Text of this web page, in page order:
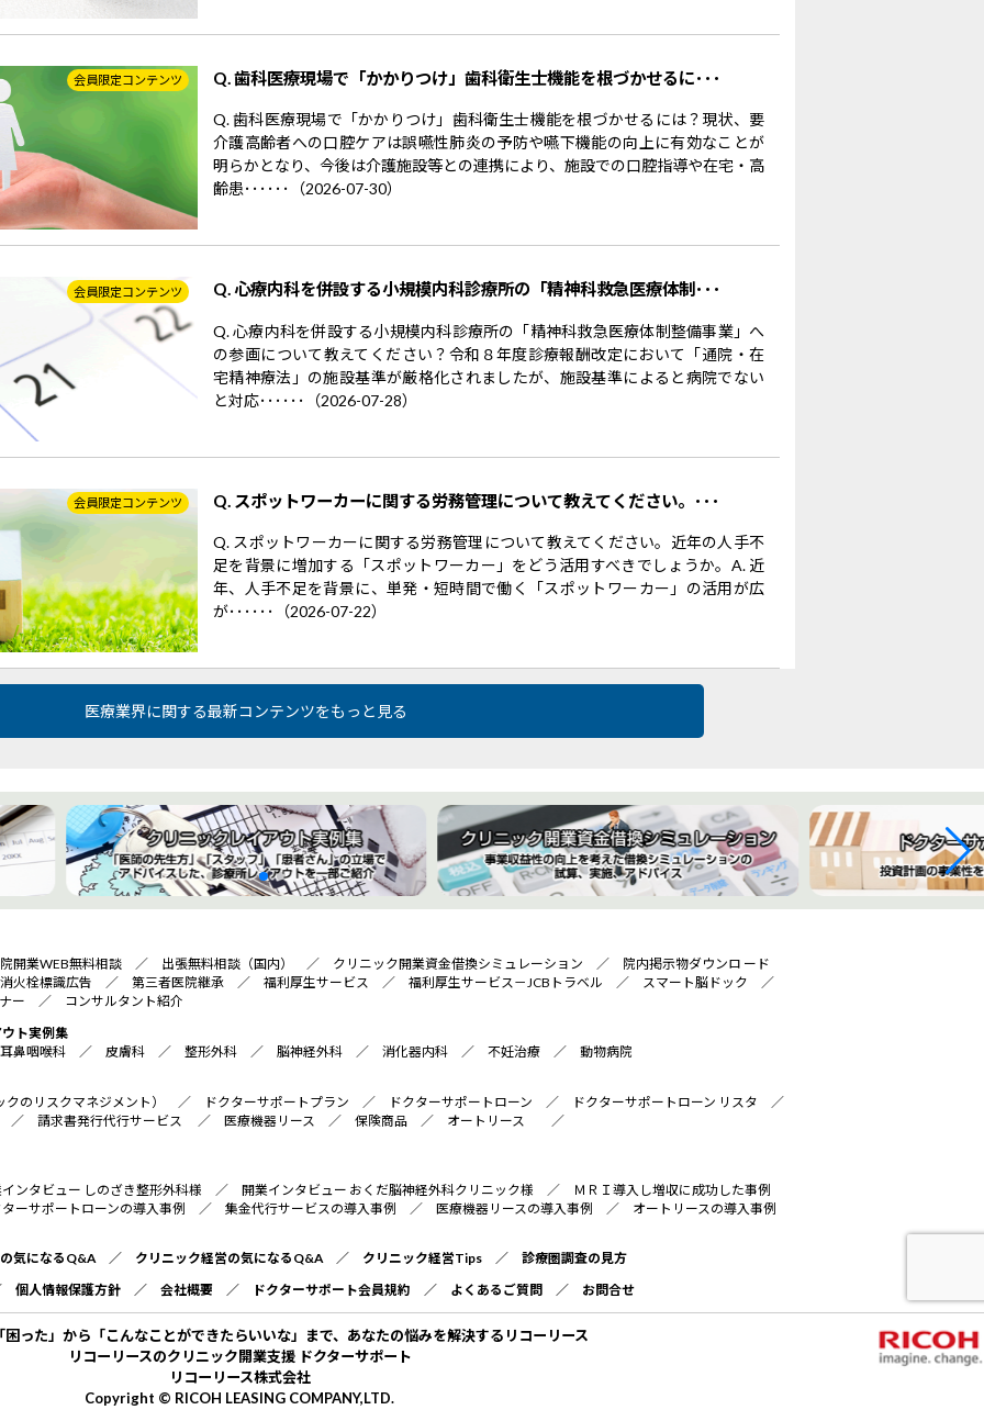
会員限定コンテンツ Q. 歯科医療現場で「かかりつけ」歯科衛生士機能を根づかせるに･･･
Q. 歯科医療現場で「かかりつけ」歯科衛生士機能を根づかせるには？現状、要
介護高齢者への口腔ケアは誤嚥性肺炎の予防や嚥下機能の向上に有効なことが
明らかとなり、今後は介護施設等との連携により、施設での口腔指導や在宅・高
齢患･･････（2026-07-30）
会員限定コンテンツ Q. 心療内科を併設する小規模内科診療所の「精神科救急医療体制･･･
Q. 心療内科を併設する小規模内科診療所の「精神科救急医療体制整備事業」へ
の参画について教えてください？令和８年度診療報酬改定において「通院・在
宅精神療法」の施設基準が厳格化されましたが、施設基準によると病院でない
と対応･･････（2026-07-28）
会員限定コンテンツ Q. スポットワーカーに関する労務管理について教えてください。･･･
Q. スポットワーカーに関する労務管理について教えてください。近年の人手不
足を背景に増加する「スポットワーカー」をどう活用すべきでしょうか。A. 近
年、人手不足を背景に、単発・短時間で働く「スポットワーカー」の活用が広
が･･････（2026-07-22）
医療業界に関する最新コンテンツをもっと見る
開業WEB無料相談 ／ 出張無料相談（国内） ／ クリニック開業資金借換シミュレーション ／ 院内掲示物ダウンロ ード
消火栓標識広告 ／ 第三者医院継承 ／ 福利厚生サービス ／ 福利厚生サービス－JCBトラベル ／ スマート脳ドック ／
ー ／ コンサルタント紹介
ト実例集
耳鼻咽喉科 ／ 皮膚科 ／ 整形外科 ／ 脳神経外科 ／ 消化器内科 ／ 不妊治療 ／ 動物病院
のリスクマネジメント） ／ ドクターサポートプラン ／ ドクターサポートローン ／ ドクターサポートローン リスタ ／
請求書発行代行サービス ／ 医療機器リース ／ 保険商品 ／ オートリース ／
ンタビュー しのざき整形外科様 ／ 開業インタビュー おくだ脳神経外科クリニック様 ／
ＭＲＩ導入し増収に成功した事例
ーサポートローンの導入事例 ／ 集金代行サービスの導入事例 ／ 医療機器リースの導入事例 ／ オートリースの導入事例
気になるQ&A／ クリニック経営の気になるQ&A／ クリニック経営Tips ／ 診療圏調査の見方
個人情報保護方針 ／ 会社概要 ／ ドクターサポート会員規約 ／ よくあるご質問 ／ お問合せ
った」から「こんなことができたらいいな」まで、あなたの悩みを解決するリコーリース
リコーリースのクリニック開業支援 ドクターサポート
リコーリース株式会社
Copyright © RICOH LEASING COMPANY,LTD.